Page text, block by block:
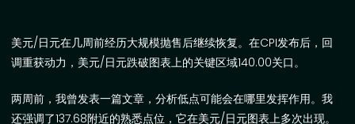
美元/日元在几周前经历大规模抛售后继续恢复。在CPI发布后，回
调重获动力，美元/日元跌破图表上的关键区域140.00关口。
两周前，我曾发表一篇文章，分析低点可能会在哪里发挥作用。我
还强调了137.68附近的熟悉点位，它在美元/日元图表上多次出现。